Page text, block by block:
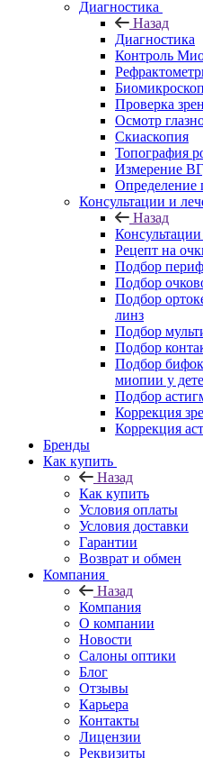
Диагностика
Назад
Диагностика
Контроль
Проверка
Осмотр
Скиаскопия
Топография
Измерение
Определение
Консультации и
Назад
Рецепт на
Подбор
Подбор
Подбор
линз
Подбор
Подбор
Подбор
миопии у
Подбор
Коррекция
Коррекция
Бренды
Как купить
Назад
Как купить
Условия оплаты
Условия доставки
Гарантии
Возврат и обмен
Компания
Назад
Компания
О компании
Новости
Салоны оптики
Блог
Отзывы
Карьера
Контакты
Лицензии
Реквизиты